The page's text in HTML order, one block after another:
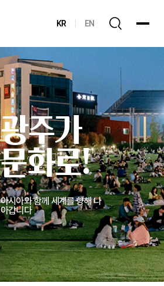
KR EN
광주가
문화로!
아시아와 함께 세계를 향해 나
아갑니다